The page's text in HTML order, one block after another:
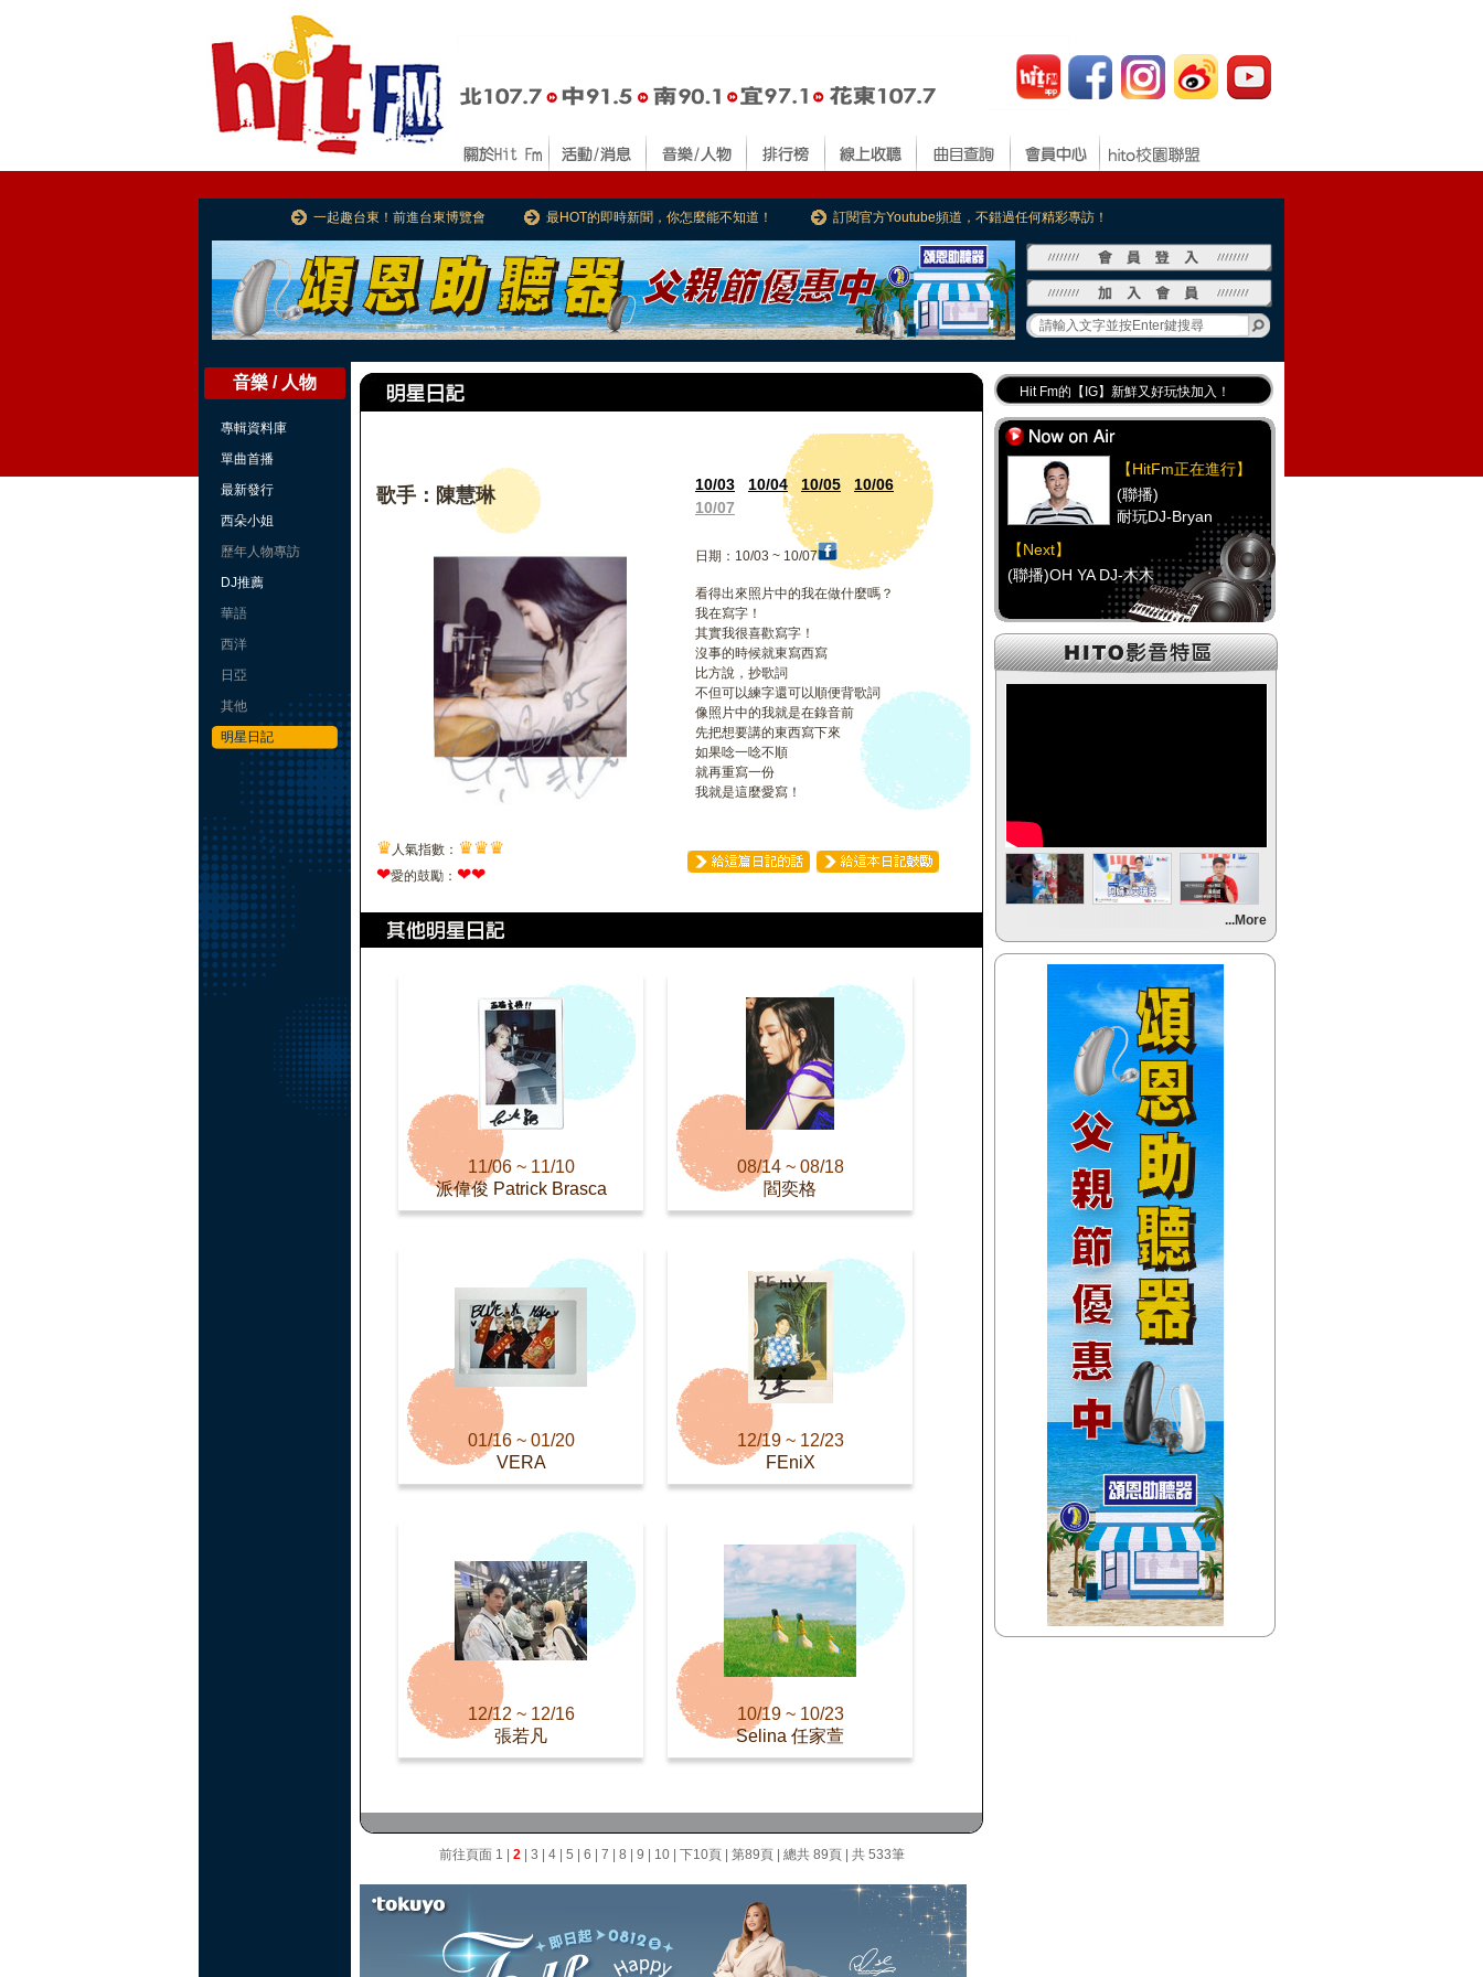
一起趣台東！前進台東博覽會 最HOT的即時新聞，你怎麼能不知道！ 訂閱官方Youtube頻道，不錯過任何精彩專訪！
音樂 / 人物
專輯資料庫
單曲首播
最新發行
西朵小姐
歷年人物專訪
DJ推薦
華語
西洋
日亞
其他
明星日記
歌手：陳慧琳 10/03 10/04 10/05
10/06
10/07
日期：10/03 ~ 10/07
看得出來照片中的我在做什麼嗎？
我在寫字！
其實我很喜歡寫字！
沒事的時候就東寫西寫
比方說，抄歌詞
不但可以練字還可以順便背歌詞
像照片中的我就是在錄音前
先把想要講的東西寫下來
如果唸一唸不順
就再重寫一份
我就是這麼愛寫！
♛ 人氣指數： ♛♛♛
❤愛的鼓勵： ❤❤
11/06 ~ 11/10
派偉俊 Patrick Brasca
08/14 ~ 08/18
閻奕格
01/16 ~ 01/20
VERA
12/19 ~ 12/23
FEniX
12/12 ~ 12/16
張若凡
10/19 ~ 10/23
Selina 任家萱
前往頁面 1 2| 3 4| 5 6 7 8 9 10| 下10頁| 第89頁| 總共 89頁 | 共 533筆
Hit Fm的【IG】新鮮又好玩快加入！
Hit Fm【FB臉書粉絲團】等你加入！
最專業《DJ推薦》好音樂千萬別錯過！
好康報報 最新優惠訊息都在這！
【HitFm正在進行】
(聯播)
耐玩DJ-Bryan
【Next】
(聯播)OH YA DJ-木木
【HitFm正在進行】
(聯播)
(聯播)
耐玩DJ-Bryan
【Next】
【HitFm正在進行】
(聯播)
耐玩DJ-Bryan
【Next】
(聯播)OH YA DJ-木木
【HitFm正在進行】
(聯播)
耐玩DJ-Bryan
【Next】
(聯播)OH YA DJ-木木
...More